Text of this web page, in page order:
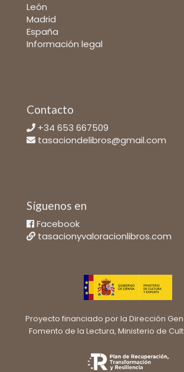
León
Madrid
España
Información legal
Contacto
+34 653 667509
tasaciondelibros@gmail.com
Síguenos en
Facebook
tasacionyvaloracionlibros.com
Proyecto financiado por la Dirección
Fomento de la Lectura, Ministerio de